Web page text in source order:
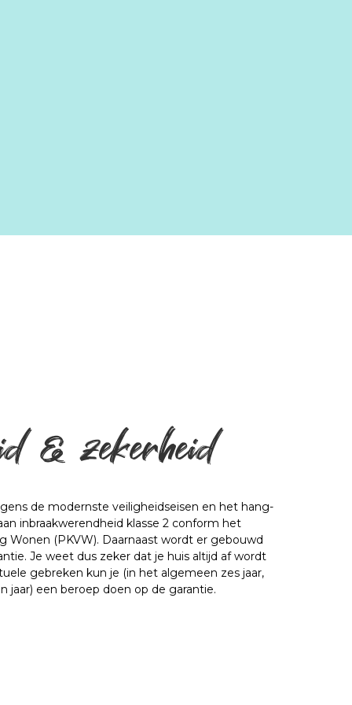
& zekerheid
de modernste veiligheidseisen en het hang-
inbraakwerendheid klasse 2 conform het
Wonen (PKVW). Daarnaast wordt er gebouwd
Je weet dus zeker dat je huis altijd af wordt
gebreken kun je (in het algemeen zes jaar,
jaar) een beroep doen op de garantie.